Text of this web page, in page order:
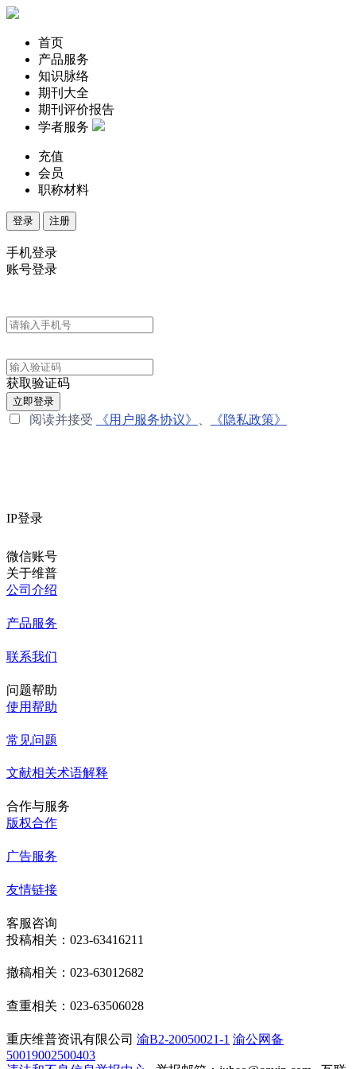
首页
产品服务
知识脉络
期刊大全
期刊评价报告
学者服务
充值
会员
职称材料
登录 注册
手机登录
账号登录
获取验证码
立即登录
阅读并接受 《用户服务协议》 《隐私政策》
IP登录
微信账号
关于维普
公司介绍
产品服务
联系我们
问题帮助
使用帮助
常见问题
文献相关术语解释
合作与服务
版权合作
广告服务
友情链接
客服咨询
投稿相关：023-63416211
撤稿相关：023-63012682
查重相关：023-63506028
重庆维普资讯有限公司 渝B2-20050021-1 渝公网备
50019002500403